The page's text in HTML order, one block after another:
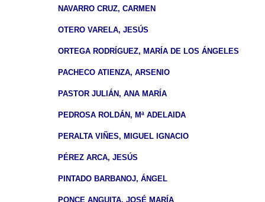
NAVARRO CRUZ, CARMEN
OTERO VARELA, JESÚS
ORTEGA RODRÍGUEZ, MARÍA DE LOS ÁNGELES
PACHECO ATIENZA, ARSENIO
PASTOR JULIÁN, ANA MARÍA
PEDROSA ROLDÁN, Mª ADELAIDA
PERALTA VIÑES, MIGUEL IGNACIO
PÉREZ ARCA, JESÚS
PINTADO BARBANOJ, ÁNGEL
PONCE ANGUITA, JOSÉ MARÍA